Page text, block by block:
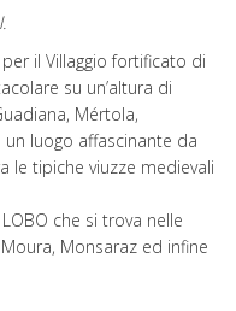
il Villaggio fortificato di
su un’altura di
Mértola,
luogo affascinante da
le tipiche viuzze medievali
LOBO che si trova nelle
Monsaraz ed infine